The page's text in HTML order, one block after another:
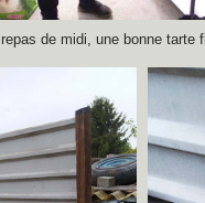
repas de midi, une bonne tarte